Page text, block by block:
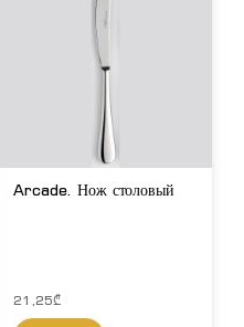
Arcade. Нож столовый
21,25₾